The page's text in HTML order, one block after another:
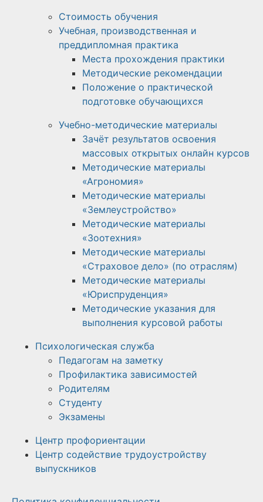
Стоимость обучения
Учебная, производственная и
преддипломная практика
Места прохождения практики
Методические рекомендации
Положение о практической
подготовке обучающихся
Учебно-методические материалы
Зачёт результатов освоения
массовых открытых онлайн курсов
Методические материалы
«Агрономия»
Методические материалы
«Землеустройство»
Методические материалы
«Зоотехния»
Методические материалы
«Страховое дело» (по отраслям)
Методические материалы
«Юриспруденция»
Методические указания для
выполнения курсовой работы
Психологическая служба
Педагогам на заметку
Профилактика зависимостей
Родителям
Студенту
Экзамены
Центр профориентации
Центр содействие трудоустройству
выпускников